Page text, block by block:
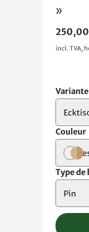
»
incl. TVA,
Variante
Couleur
Type de
Pin